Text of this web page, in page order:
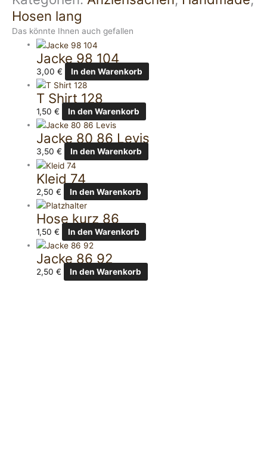
Hosen lang
Das könnte Ihnen auch gefallen
Jacke 98 104
3,00€ In den Warenkorb
T Shirt 128
1,50€ In den Warenkorb
Jacke 80 86 Levis
3,50€ In den Warenkorb
Kleid 74
2,50€ In den Warenkorb
Hose kurz 86
1,50€ In den Warenkorb
Jacke 86 92
2,50€ In den Warenkorb